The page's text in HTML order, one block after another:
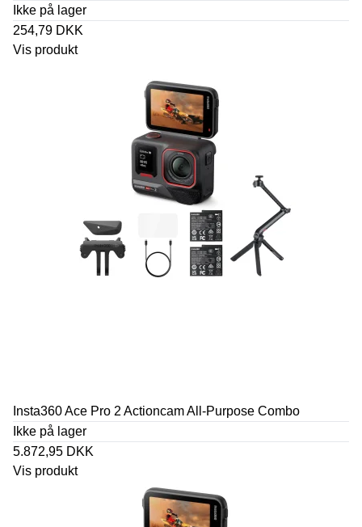
Ikke på lager
254,79 DKK
Vis produkt
Insta360 Ace Pro 2 Actioncam All-Purpose Combo
Ikke på lager
5.872,95 DKK
Vis produkt